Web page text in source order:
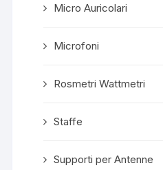
Micro Auricolari
Microfoni
Rosmetri Wattmetri
Staffe
Supporti per Antenne